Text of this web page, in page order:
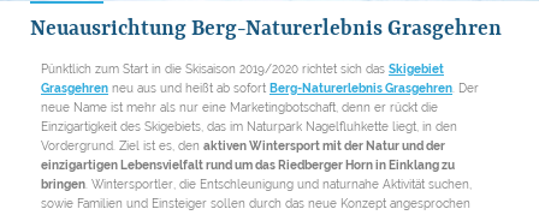
Neuausrichtung Berg-Naturerlebnis Grasgehren
Pünktlich zum Start in die Skisaison 2019/2020 richtet sich das Skigebiet
Grasgehren neu aus und heißt ab sofort Berg-Naturerlebnis Grasgehren . Der
neue Name ist mehr als nur eine Marketingbotschaft, denn er rückt die
Einzigartigkeit des Skigebiets, das im Naturpark Nagelfluhkette liegt, in den
Vordergrund. Ziel ist es, den aktiven Wintersport mit der Natur und der
einzigartigen Lebensvielfalt rund um das Riedberger Horn in Einklang zu
bringen . Wintersportler, die Entschleunigung und naturnahe Aktivität suchen,
sowie Familien und Einsteiger sollen durch das neue Konzept angesprochen